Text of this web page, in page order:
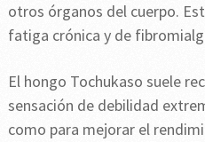
otros órganos del cuerpo.
fatiga crónica y de
El hongo Tochukaso suele
sensación de debilidad
como para mejorar el